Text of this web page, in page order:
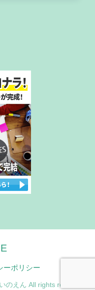
ーポリシー
のえん All rights reserved.